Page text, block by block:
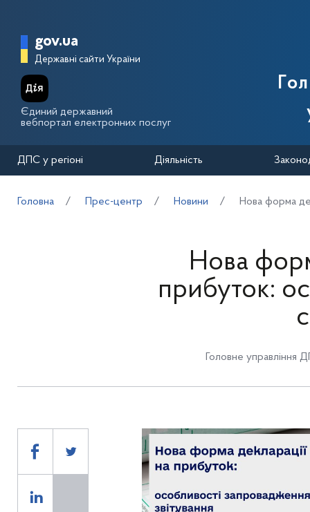
Головна сторінка Державної
gov.ua
Державні сайти України
Єдиний державний
вебпортал електронних послуг
ДПС у регіоні Діяльність
Головна Прес-центр Новини Нова форма
Нова
прибуток:
Головне управління